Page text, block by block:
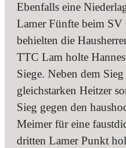
Ebenfalls eine
Lamer Fünfte beim
behielten die
TTC Lam holte
Siege. Neben dem
gleichstarken Heitzer
Sieg gegen den
Meimer für eine
dritten Lamer Punkt